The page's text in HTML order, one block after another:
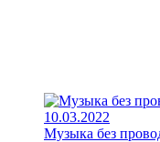
10.03.2022
Музыка без